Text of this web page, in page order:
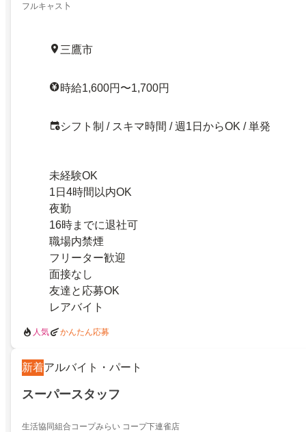
フルキャス卜
三鷹市
時給1,600円〜1,700円
シフト制 / スキマ時間 / 週1日からOK / 単発
未経験OK
1日4時間以内OK
夜勤
16時までに退社可
職場内禁煙
フリーター歓迎
面接なし
友達と応募OK
レアバイト
人気 かんたん応募
新着アルバイト・パート
スーパースタッフ
生活協同組合コープみらい コープ下連雀店